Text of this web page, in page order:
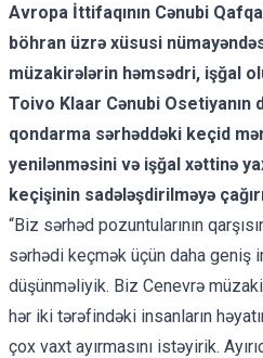
Avropa İttifaqının Cənubi
böhran üzrə xüsusi
müzakirələrin həmsədri, işğal
Toivo Klaar Cənubi
qondarma sərhəddəki keçid
yenilənməsini və işğal xəttinə
keçişinin sadələşdirilməyə
“Biz sərhəd pozuntularının
sərhədi keçmək üçün daha geniş
düşünməliyik. Biz Cenevrə
hər iki tərəfindəki insanların
çox vaxt ayırmasını istəyirik.